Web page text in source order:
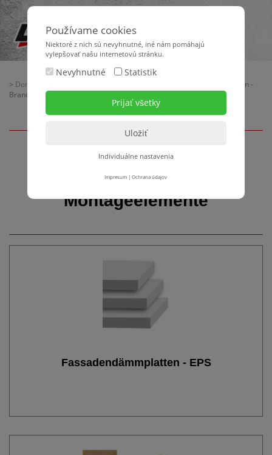
> Domov
> Dämmplatten -
Brandschutzriegel - Montageelemente
Dämmplatten -
Brandschutzriegel -
Montageelemente
Fassadendämmplatten - EPS
Používame cookies
Niektoré z nich sú nevyhnutné, iné nám pomáhajú
vylepšovať našu internetovú stránku.
Nevyhnutné Statistik
Individuálne nastavenia
Impresum |Ochrana údajov